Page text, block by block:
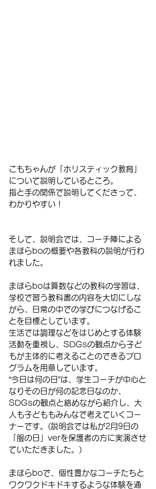
こもちゃんが「ホリスティック教育」
について説明しているところ。
指と手の関係で説明してくださって、
わかりやすい！
そして、説明会では、コーチ陣による
まほらboの概要や各教科の説明が行わ
れました。
まほらboは算数などの教科の学習は、
学校で習う教科書の内容を大切にしな
がら、日常の中での学びにつなげるこ
とを目標としています。
生活では調理などをはじめとする体験
活動を重視し、SDGsの観点から子ど
もが主体的に考えることのできるプロ
グラムを用意しています。
“今日は何の日”は、学生コーチが中心と
なりその日が何の記念日なのか、
SDGsの観点と絡めながら紹介し、大
人も子どももみんなで考えていくコー
ナーです。(説明会では私が2月9日の
「服の日」verを保護者の方に実演させ
ていただきました。)
まほらboで、個性豊かなコーチたちと
ワクワクドキドキするような体験を通